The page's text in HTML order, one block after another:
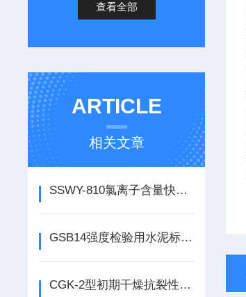
查看全部
ARTICLE
相关文章
SSWY-810氯离子含量快速测定仪氯离子含量检测仪的使用说明
GSB14强度检验用水泥标准样品的使用说明
CGK-2型初期干燥抗裂性试验装置如何使用